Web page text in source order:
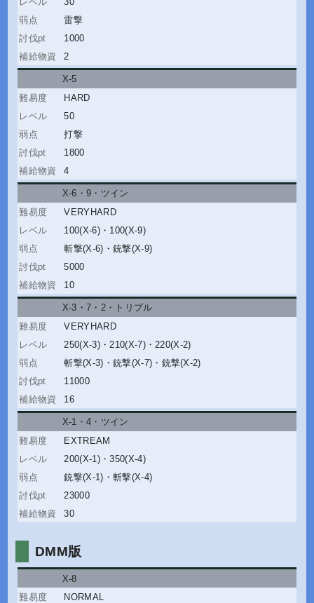
雷撃
1000
2
X-5
HARD
50
打撃
1800
4
X-6・9 ・ ツイン
VERYHARD
100(X-6)・ 100(X-9)
斬撃(X-6) ・ 銃撃(X-9)
5000
10
X-3・7・2 ・
トリプル
VERYHARD
250(X-3)・ 210(X-7)・ 220(X-2)
斬撃(X-3) ・ 銃撃(X-7) ・ 銃撃(X-2)
11000
16
X-1・4 ・ ツイン
EXTREAM
200(X-1)・350(X-4)
銃撃(X-1) ・ 斬撃(X-4)
23000
30
DMM版
X-8
NORMAL